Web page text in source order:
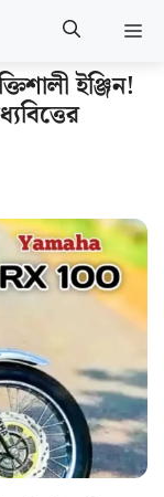
ইঞ্জিন!